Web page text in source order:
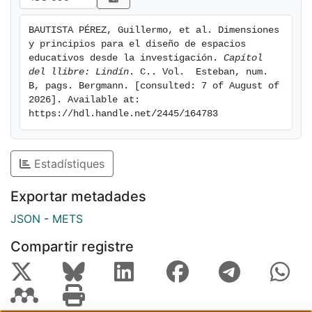
a research-based design.
BAUTISTA PÉREZ, Guillermo, et al. Dimensiones
y principios para el diseño de espacios
educativos desde la investigación. Capítol
del llibre: Lindín . C.. Vol.  Esteban, num.
B, pags. Bergmann. [consulted: 7 of August of
2026]. Available at:
https://hdl.handle.net/2445/164783
Estadístiques
Exportar metadades
JSON - METS
Compartir registre